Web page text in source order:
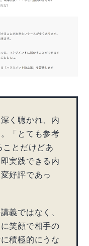
く聴かれ、内
「とても参考
ことだけどあ
実践できる内
好評であっ
義ではなく、
笑顔で相手の
積極的にうな